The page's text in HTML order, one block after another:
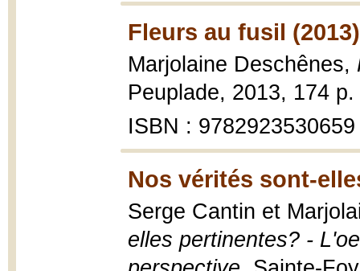
Fleurs au fusil (2013)
Marjolaine Deschênes,
Peuplade, 2013, 174 p.
ISBN : 9782923530659
Nos vérités sont-
Serge Cantin et
elles pertinentes? -